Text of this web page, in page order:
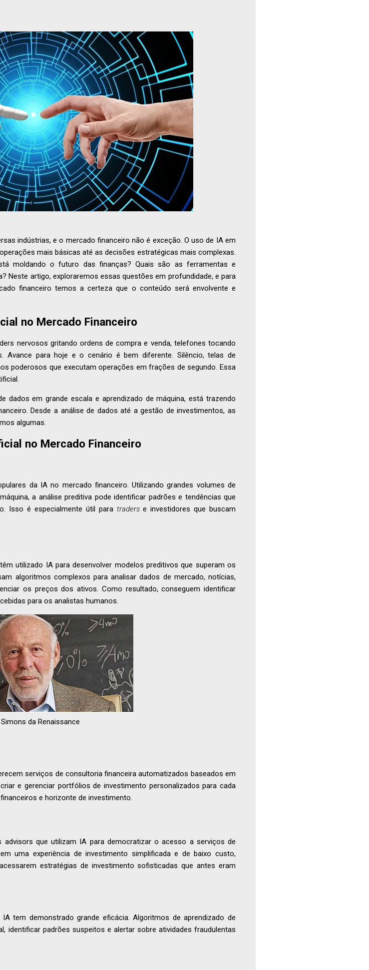
indústrias, e o mercado financeiro não é exceção. O uso de IA em
mais básicas até as decisões estratégicas mais complexas.
moldando o futuro das finanças? Quais são as ferramentas e
Neste artigo, exploraremos essas questões em profundidade, e para
financeiro temos a certeza que o conteúdo será envolvente e
no Mercado Financeiro
nervosos gritando ordens de compra e venda, telefones tocando
Avance para hoje e o cenário é bem diferente. Silêncio, telas de
poderosos que executam operações em frações de segundo. Essa
dados em grande escala e aprendizado de máquina, está trazendo
Desde a análise de dados até a gestão de investimentos, as
algumas.
no Mercado Financeiro
da IA no mercado financeiro. Utilizando grandes volumes de
a análise preditiva pode identificar padrões e tendências que
Isso é especialmente útil para traderse investidores que buscam
utilizado IA para desenvolver modelos preditivos que superam os
algoritmos complexos para analisar dados de mercado, notícias,
os preços dos ativos. Como resultado, conseguem identificar
para os analistas humanos.
da Renaissance
serviços de consultoria financeira automatizados baseados em
e gerenciar portfólios de investimento personalizados para cada
e horizonte de investimento.
que utilizam IA para democratizar o acesso a serviços de
uma experiência de investimento simplificada e de baixo custo,
estratégias de investimento sofisticadas que antes eram
tem demonstrado grande eficácia. Algoritmos de aprendizado de
identificar padrões suspeitos e alertar sobre atividades fraudulentas